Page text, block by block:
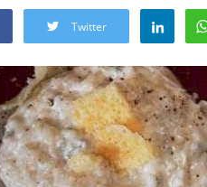
Twitter